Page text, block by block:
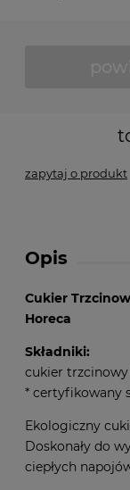
zapytaj o produkt
Opis
Cukier
Horeca
Składniki:
cukier trzcinowy
* certyfikowany
Ekologiczny
Doskonały do
ciepłych